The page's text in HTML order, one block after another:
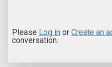
Please Log in or Create an
conversation.